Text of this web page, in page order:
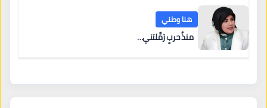
هنا وطني
منذُ حربٍ رَمَّلتني…